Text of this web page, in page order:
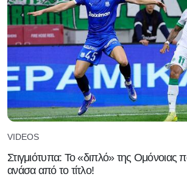
VIDEOS
Στιγμιότυπα: Το «διπλό» της Ομόνοιας
ανάσα από το τίτλο!